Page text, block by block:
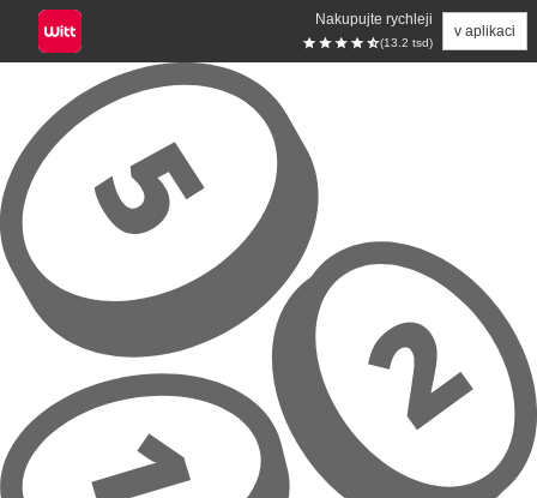
Nakupujte rychleji
(13.2 tsd)
v aplikaci
Přeskočit na hlavní obsah